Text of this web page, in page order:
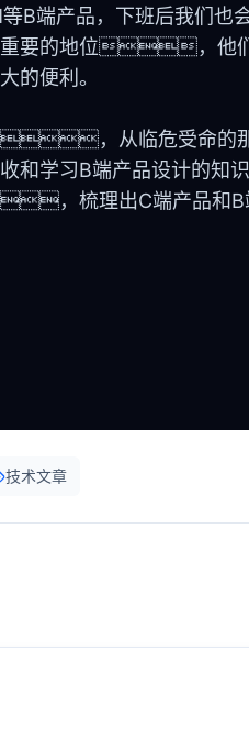
B端产品，下班后我们也
重要的地位，
的便利。
，从临危受命的
收和学习B端产品设计的
，梳理出C端产品和B
技术文章